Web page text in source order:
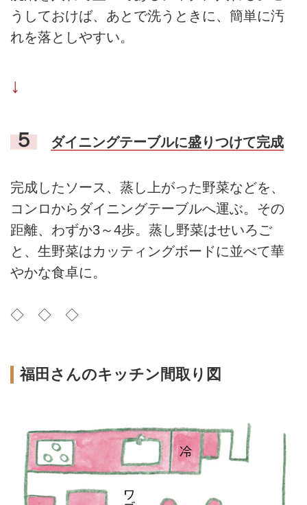
うしておけば、あとで洗うときに、簡単に汚
れを落としやすい。
↓
５ ダイニングテーブルに盛りつけて完成
完成したソース、蒸し上がった野菜などを、
コンロからダイニングテーブルへ運ぶ。その
距離、わずか3～4歩。蒸し野菜はせいろご
と、生野菜はカッティングボードに並べて華
やかな食卓に。
◇ ◇ ◇
福田さんのキッチン間取り図